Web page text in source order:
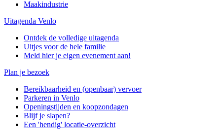
Maakindustrie
Uitagenda Venlo
Ontdek de volledige uitagenda
Uitjes voor de hele familie
Meld hier je eigen evenement aan!
Plan je bezoek
Bereikbaarheid en (openbaar) vervoer
Parkeren in Venlo
Openingstijden en koopzondagen
Blijf je slapen?
Een 'hendig' locatie-overzicht